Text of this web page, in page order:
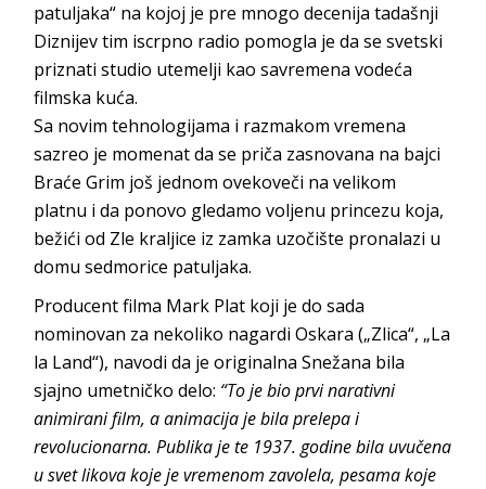
patuljaka“ na kojoj je pre mnogo decenija tadašnji
Diznijev tim iscrpno radio pomogla je da se svetski
priznati studio utemelji kao savremena vodeća
filmska kuća.
Sa novim tehnologijama i razmakom vremena
sazreo je momenat da se priča zasnovana na bajci
Braće Grim još jednom ovekoveči na velikom
platnu i da ponovo gledamo voljenu princezu koja,
bežići od Zle kraljice iz zamka uzočište pronalazi u
domu sedmorice patuljaka.
Producent filma Mark Plat koji je do sada
nominovan za nekoliko nagardi Oskara („Zlica“, „La
la Land“), navodi da je originalna Snežana bila
sjajno umetničko delo: “To je bio prvi narativni
animirani film, a animacija je bila prelepa i
revolucionarna. Publika je te 1937. godine bila uvučena
u svet likova koje je vremenom zavolela, pesama koje